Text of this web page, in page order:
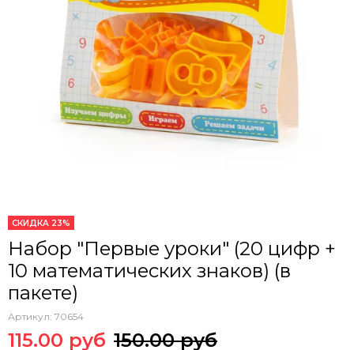
СКИДКА 23%
Набор "Первые уроки" (20 цифр +
10 математических знаков) (в
пакете)
Артикул: 70654
115.00 руб 150.00 руб